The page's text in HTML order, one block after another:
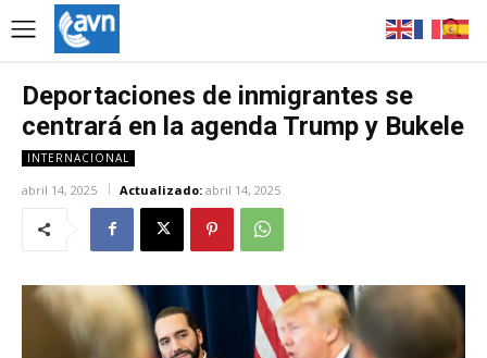
Deportaciones de inmigrantes se
centrará en la agenda Trump y Bukele
INTERNACIONAL
abril 14, 2025 Actualizado: abril 14, 2025